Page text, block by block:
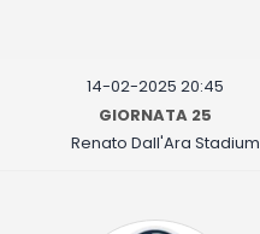
Fantacalcio
I consigli di Giulia
14-02-2025 20:45
GIORNATA 25
Renato Dall'Ara Stadium